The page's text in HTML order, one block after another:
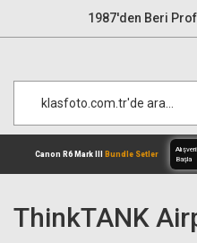
1987'den Beri
ThinkTANK